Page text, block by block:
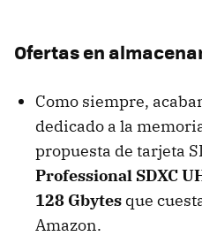
Ofertas en
Como siempre,
dedicado a la
propuesta de tarjeta
Professional SDXC
128 Gbytes que
Amazon.